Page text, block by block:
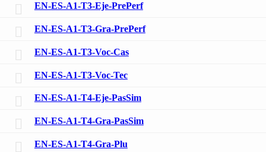
EN-ES-A1-T3-Eje-PrePerf
EN-ES-A1-T3-Gra-PrePerf
EN-ES-A1-T3-Voc-Cas
EN-ES-A1-T3-Voc-Tec
EN-ES-A1-T4-Eje-PasSim
EN-ES-A1-T4-Gra-PasSim
EN-ES-A1-T4-Gra-Plu